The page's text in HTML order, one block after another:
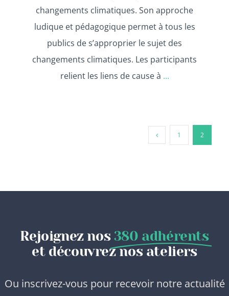
changements climatiques. Son approche
ludique et pédagogique permet à tous les
publics de s’approprier le sujet des
changements climatiques. Les participants
relient les liens de cause à ...
1 2
Rejoignez nos 380 adhérents
et découvrez nos ateliers
Ou inscrivez-vous pour recevoir notre actualité